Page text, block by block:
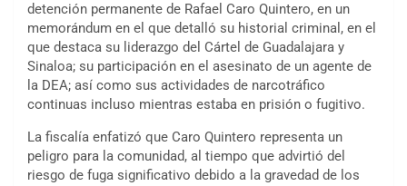
detención permanente de Rafael Caro Quintero, en un
memorándum en el que detalló su historial criminal, en el
que destaca su liderazgo del Cártel de Guadalajara y
Sinaloa; su participación en el asesinato de un agente de
la DEA; así como sus actividades de narcotráfico
continuas incluso mientras estaba en prisión o fugitivo.
La fiscalía enfatizó que Caro Quintero representa un
peligro para la comunidad, al tiempo que advirtió del
riesgo de fuga significativo debido a la gravedad de los